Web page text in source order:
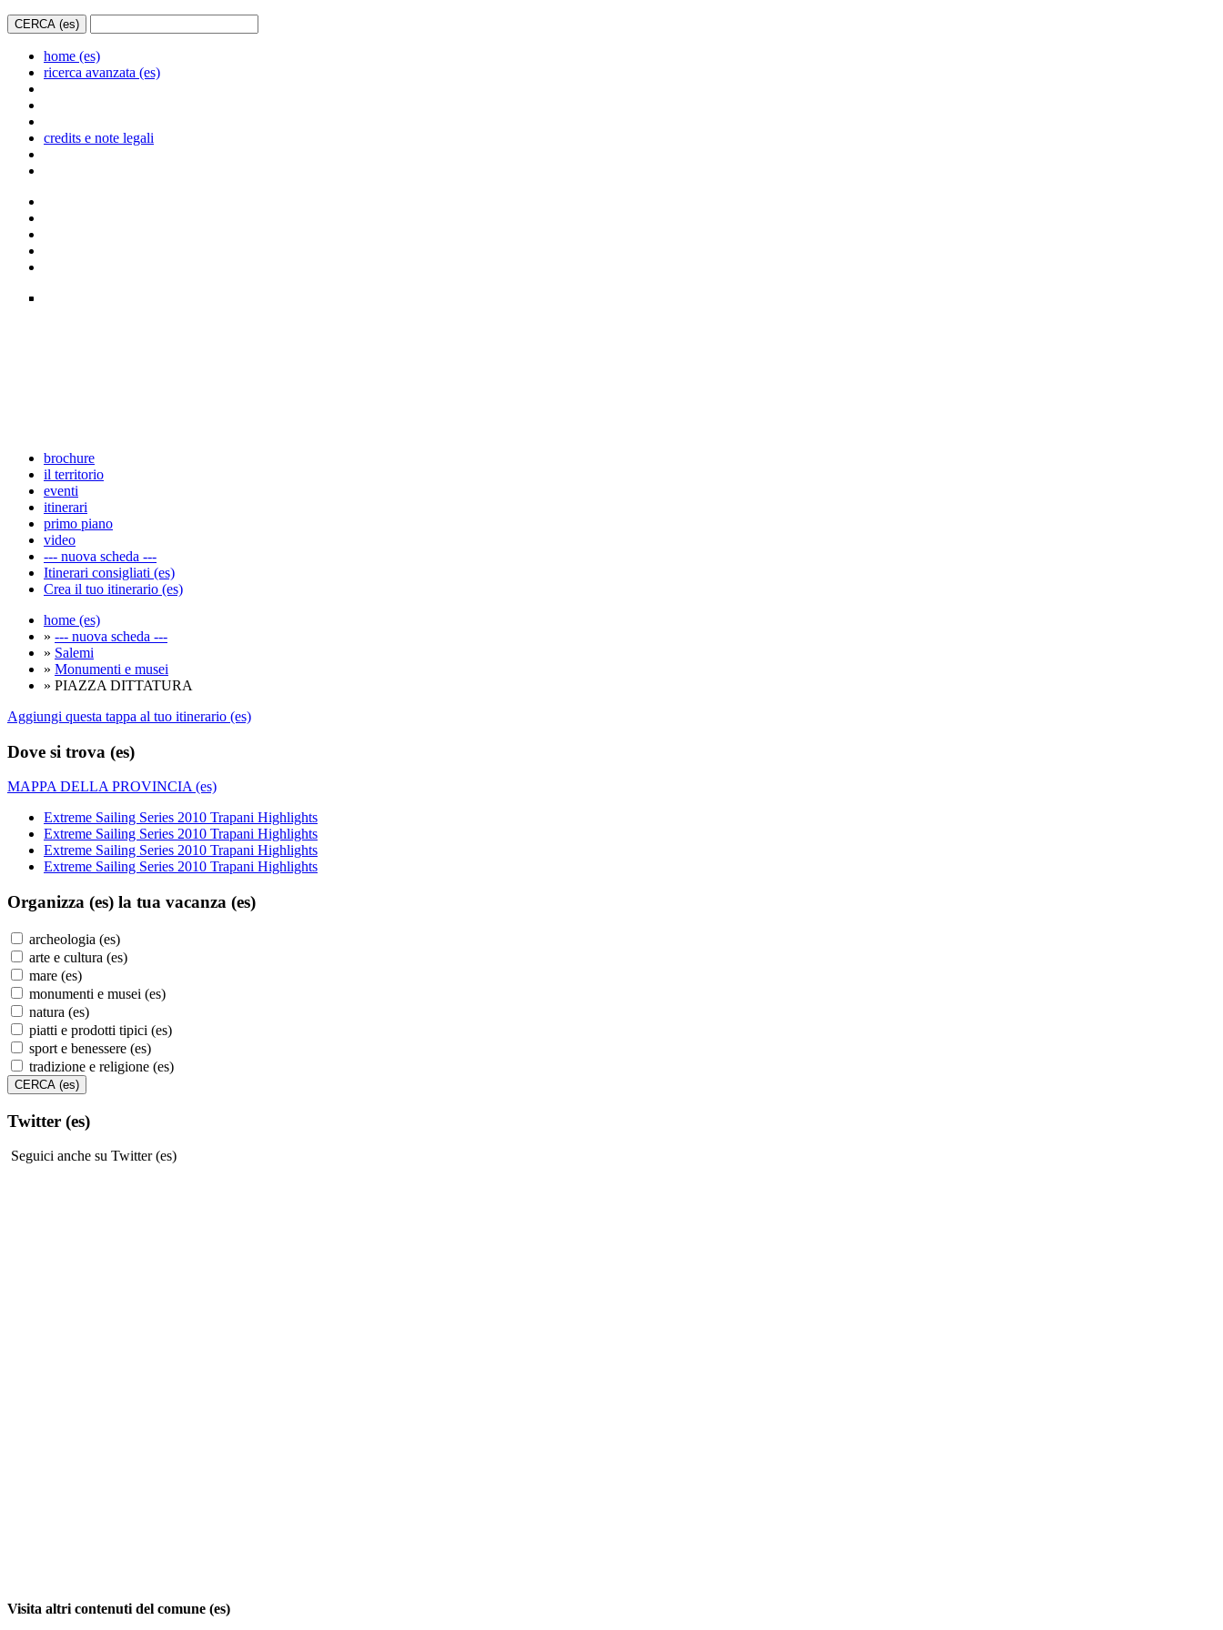
home (es)
ricerca avanzata (es)
credits e note legali
brochure
il territorio
eventi
itinerari
primo piano
video
--- nuova scheda ---
Itinerari consigliati (es)
Crea il tuo itinerario (es)
home (es)
» --- nuova scheda ---
» Salemi
» Monumenti e musei
» PIAZZA DITTATURA
Aggiungi questa tappa al tuo itinerario (es)
Dove si trova (es)
MAPPA DELLA PROVINCIA (es)
Extreme Sailing Series 2010 Trapani Highlights
Extreme Sailing Series 2010 Trapani Highlights
Extreme Sailing Series 2010 Trapani Highlights
Extreme Sailing Series 2010 Trapani Highlights
Organizza (es) la tua vacanza (es)
archeologia (es)
arte e cultura (es)
mare (es)
monumenti e musei (es)
natura (es)
piatti e prodotti tipici (es)
sport e benessere (es)
tradizione e religione (es)
Twitter (es)
Seguici anche su Twitter (es)
Visita altri contenuti del comune (es)